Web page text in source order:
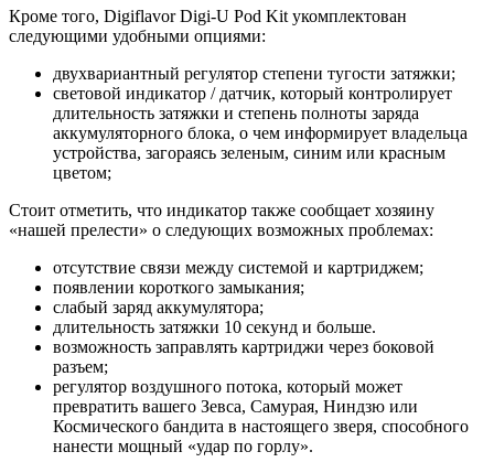
Кроме того, Digiflavor Digi-U Pod Kit укомплектован
следующими удобными опциями:
двухвариантный регулятор степени тугости затяжки;
световой индикатор / датчик, который контролирует
длительность затяжки и степень полноты заряда
аккумуляторного блока, о чем информирует владельца
устройства, загораясь зеленым, синим или красным
цветом;
Стоит отметить, что индикатор также сообщает хозяину
«нашей прелести» о следующих возможных проблемах:
отсутствие связи между системой и картриджем;
появлении короткого замыкания;
слабый заряд аккумулятора;
длительность затяжки 10 секунд и больше.
возможность заправлять картриджи через боковой
разъем;
регулятор воздушного потока, который может
превратить вашего Зевса, Самурая, Ниндзю или
Космического бандита в настоящего зверя, способного
нанести мощный «удар по горлу».